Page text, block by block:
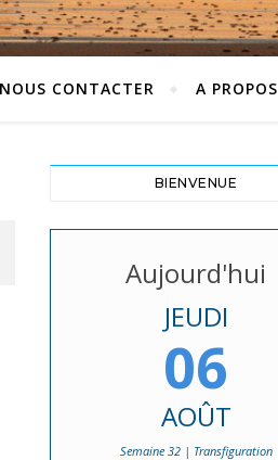
NOUS CONTACTER A PROPOS
BIENVENUE
Aujourd'hui
JEUDI
06
AOÛT
Semaine 32 | Transfiguration